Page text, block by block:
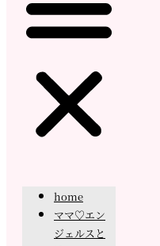
home
ママ♡エン
ジェルスと